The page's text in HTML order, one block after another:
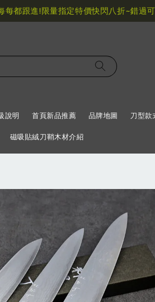
進!限量指定特價快閃八折~錯過可惜!
說明 首頁新品推薦 品牌地圖 刀型款
磁吸貼絨刀鞘木材介紹